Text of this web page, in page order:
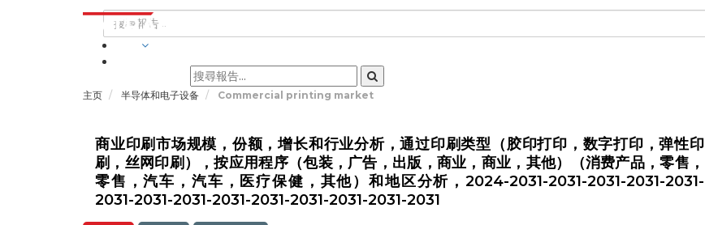
主页 半导体和电子设备 Commercial printing market
商业印刷市场规模，份额，增长和行业分析，通过印刷类型（胶印打印，数字打印，弹性印
刷，丝网印刷），按应用程序（包装，广告，出版，商业，商业，其他）（消费产品，零售，
零售，汽车，汽车，医疗保健，其他）和地区分析，2024-2031-2031-2031-2031-2031-
2031-2031-2031-2031-2031-2031-2031-2031-2031